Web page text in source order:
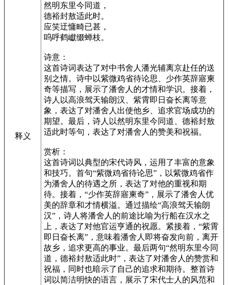
释义
然明东里今同道，
德裕封敖适此时。
应笑迂慵畸已甚，
呜呼鹤巘缀蝉枝。
诗意：
这首诗词表达了对中书舍人潘光辅离京赴任的送
别之情。诗中以紫微鸡省待论思、少作英辞寤柬
奇等描写，展示了潘舍人的才情和学识。接着，
诗人以高浪驾天输朗汉、紫霄即日奋长离等意
象，表达了对潘舍人出使他乡、追求官场成功的
期望。最后，诗人以然明东里今同道、德裕封敖
适此时等句，表达了对潘舍人的赞美和祝福。
赏析：
这首诗词以典型的宋代诗风，运用了丰富的意象
和技巧。首句“紫微鸡省待论思”，以紫微鸡省作
为潘舍人的待遇之所，表达了对他的重视和期
待。接着，“少作英辞寤柬奇”，展示了潘舍人优
美的辞章和才情横溢。通过描绘“高浪驾天输朗
汉”，诗人将潘舍人的前途比喻为行船在汉水之
上，表达了对他官运亨通的祝愿。紧接着，“紫霄
即日奋长离”，意味着潘舍人即将奋发向前，离开
故乡，追求更高的事业。最后两句“然明东里今同
道，德裕封敖适此时”，表达了对潘舍人的赞赏和
祝福，同时也暗示了自己的追求和期待。整首诗
词以简洁明快的语言，展示了宋代士人的风范和